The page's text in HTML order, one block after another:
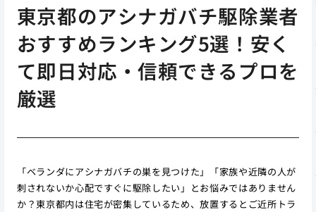
東京都のアシナガバチ駆除業者
おすすめランキング5選！安く
て即日対応・信頼できるプロを
厳選
「ベランダにアシナガバチの巣を見つけた」「家族や近隣の人が
刺されないか心配ですぐに駆除したい」とお悩みではありません
か？東京都内は住宅が密集しているため、放置するとご近所トラ